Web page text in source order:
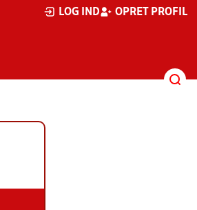
LOG IND OPRET PROFIL